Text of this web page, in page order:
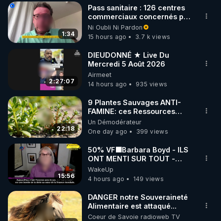
▶ 30 jours gratuit sur l’application de méditation et
de bien-être ENVOL :
Rendez-vous sur https://www.envol.app/code
le code : REGENERE
1:34
Pass sanitaire : 126 centres
commerciaux concernés par
l'obligation dans toute la
France
Ni Oubli Ni Pardon
15 hours ago
3.7 k views
2:27:07
DIEUDONNÉ ★ Live Du
Mercredi 5 Août 2026
Airmeet
14 hours ago
935 views
22:18
9 Plantes Sauvages ANTI-
FAMINE: ces Ressources
JARDIN&des Haies
Un Démodérateur
One day ago
399 views
15:56
50% VF🟩Barbara Boyd - ILS
ONT MENTI SUR TOUT -
Jocelyne Traduction
WakeUp
4 hours ago
149 views
DANGER notre Souveraineté
Alimentaire est attaqué...
Coeur de Savoie radioweb TV